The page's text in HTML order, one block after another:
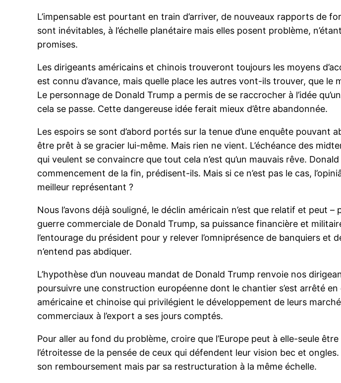
L’impensable est pourtant en train d’arriver, de nouveaux rapports de
sont inévitables, à l’échelle planétaire mais elles posent problème,
promises.
Les dirigeants américains et chinois trouveront toujours les moyens
est connu d’avance, mais quelle place les autres vont-ils trouver, que
Le personnage de Donald Trump a permis de se raccrocher à l’idée
cela se passe. Cette dangereuse idée ferait mieux d’être abandonnée.
Les espoirs se sont d’abord portés sur la tenue d’une enquête
être prêt à se gracier lui-même. Mais rien ne vient. L’échéance des
qui veulent se convaincre que tout cela n’est qu’un mauvais rêve.
commencement de la fin, prédisent-ils. Mais si ce n’est pas le cas,
meilleur représentant ?
Nous l’avons déjà souligné, le déclin américain n’est que relatif et
guerre commerciale de Donald Trump, sa puissance financière et
l’entourage du président pour y relever l’omniprésence de banquiers
n’entend pas abdiquer.
L’hypothèse d’un nouveau mandat de Donald Trump renvoie nos
poursuivre une construction européenne dont le chantier s’est arrêté
américaine et chinoise qui privilégient le développement de leurs
commerciaux à l’export a ses jours comptés.
Pour aller au fond du problème, croire que l’Europe peut à elle-seule
l’étroitesse de la pensée de ceux qui défendent leur vision bec et
son remboursement mais par sa restructuration à la même échelle.